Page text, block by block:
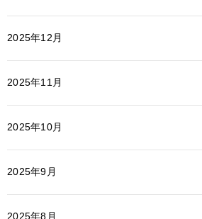
2025年12月
2025年11月
2025年10月
2025年9月
2025年8月